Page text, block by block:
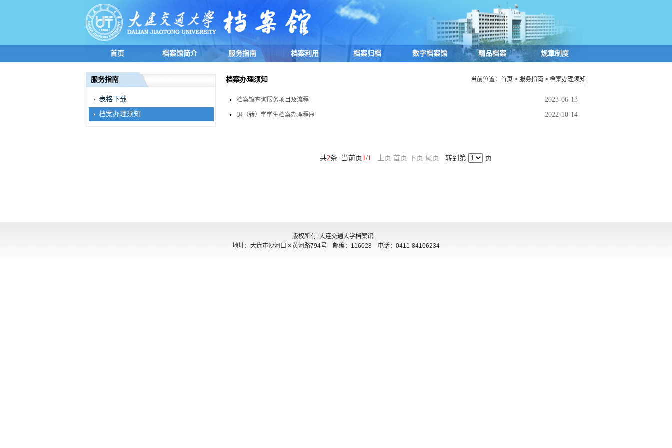
首页 档案馆简介 服务指南 档案利用 档案归档 数字档案馆 精品档案 规章制度
服务指南
表格下载
档案办理须知
档案办理须知 当前位置： 首页 > 服务指南 > 档案办理须知
档案馆查询服务项目及流程 2023-06-13
退（转）学学生档案办理程序 2022-10-14
共2条 当前页 1/1 上页 首页 下页 尾页 转到第 页
版权所有: 大连交通大学档案馆
地址：大连市沙河口区黄河路794号 邮编：116028 电话：0411-84106234